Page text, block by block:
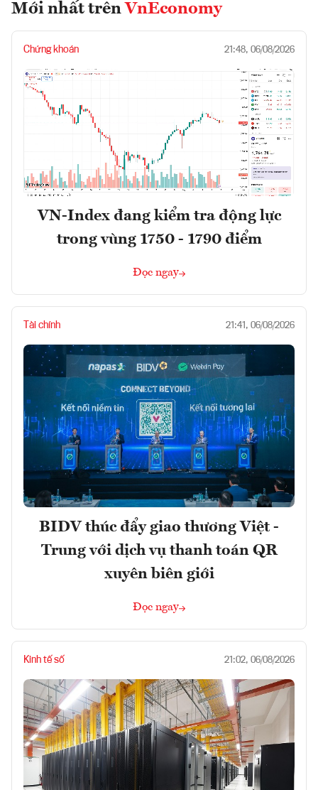
Mới nhất trên VnEconomy
Chứng khoán 21:48, 06/08/2026
VN-Index đang kiểm tra động lực
trong vùng 1750 - 1790 điểm
Đọc ngay
Tài chính 21:41, 06/08/2026
BIDV thúc đẩy giao thương Việt -
Trung với dịch vụ thanh toán QR
xuyên biên giới
Đọc ngay
Kinh tế số 21:02, 06/08/2026